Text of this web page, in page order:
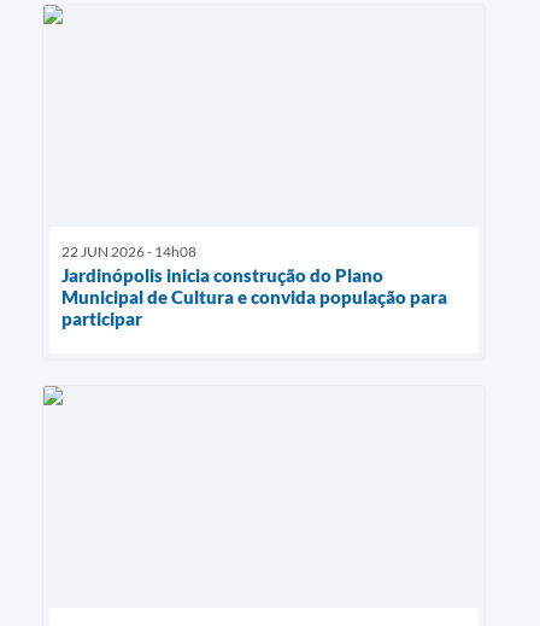
22 JUN 2026 - 14h08
Jardinópolis inicia construção do Plano
Municipal de Cultura e convida população para
participar